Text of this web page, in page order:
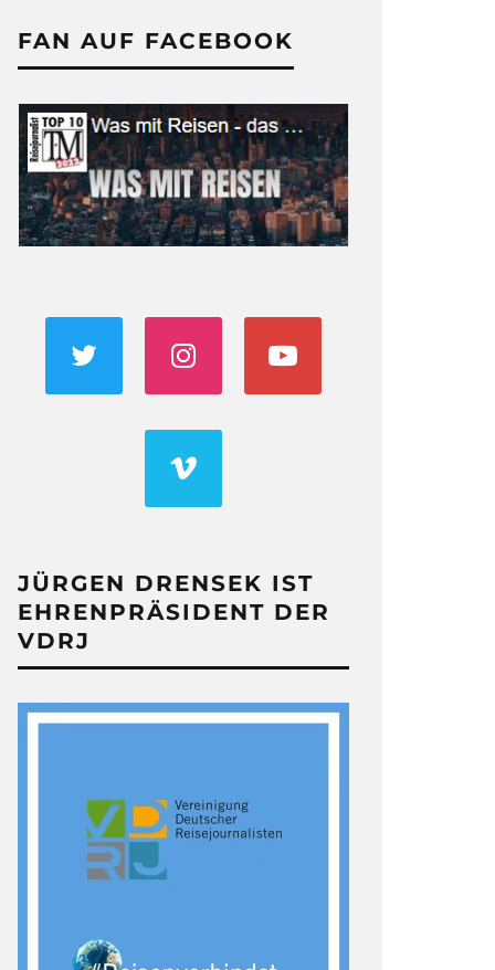
FAN AUF FACEBOOK
JÜRGEN DRENSEK IST
EHRENPRÄSIDENT DER
VDRJ